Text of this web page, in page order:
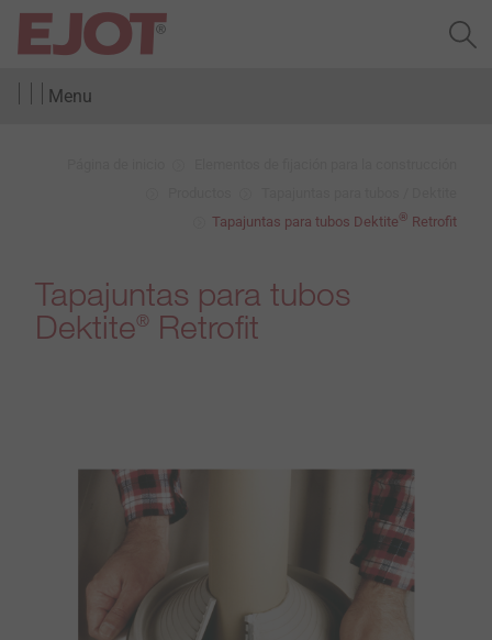
Menu
Tapajuntas para tubos Dektite® Retrofit
Tapajuntas para tubos
Dektite® Retrofit